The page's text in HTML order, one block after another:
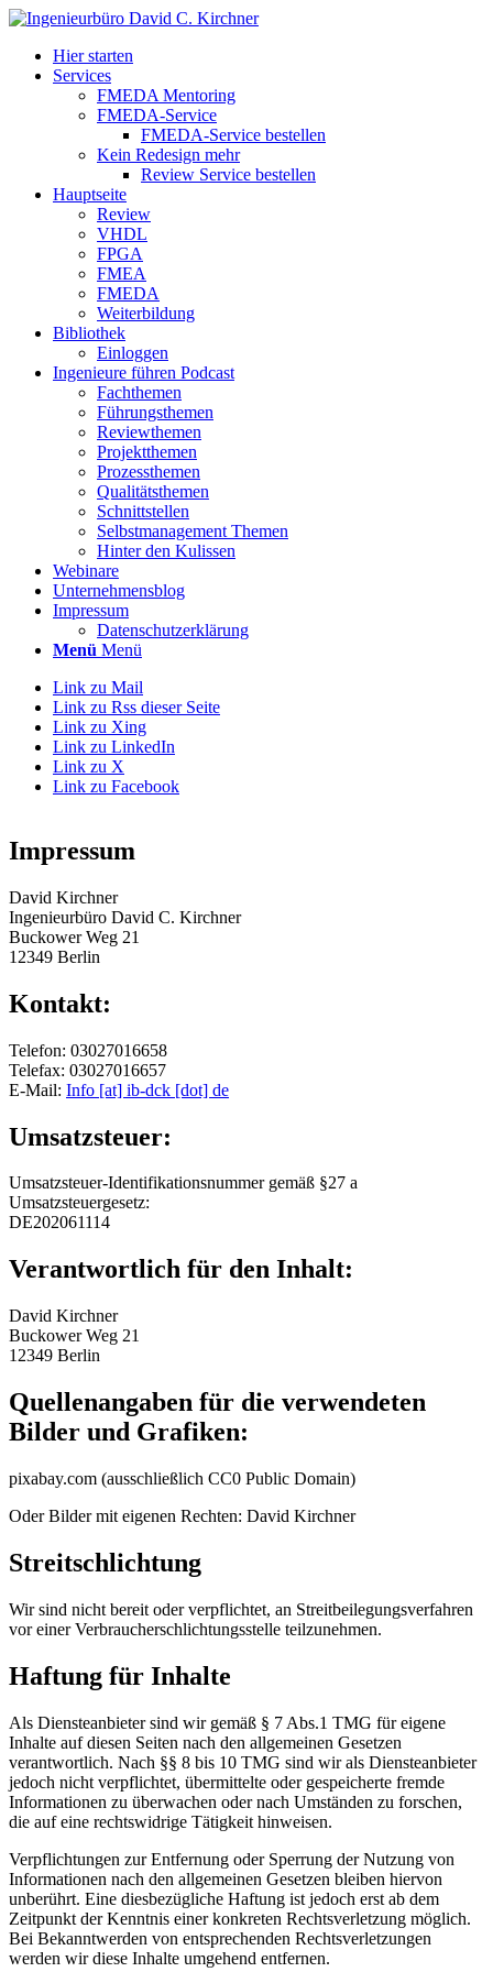
Hier starten
Services
FMEDA Mentoring
FMEDA-Service
FMEDA-Service bestellen
Kein Redesign mehr
Review Service bestellen
Hauptseite
Review
VHDL
FPGA
FMEA
FMEDA
Weiterbildung
Bibliothek
Einloggen
Ingenieure führen Podcast
Fachthemen
Führungsthemen
Reviewthemen
Projektthemen
Prozessthemen
Qualitätsthemen
Schnittstellen
Selbstmanagement Themen
Hinter den Kulissen
Webinare
Unternehmensblog
Impressum
Datenschutzerklärung
Menü Menü
Link zu Mail
Link zu Rss dieser Seite
Link zu Xing
Link zu LinkedIn
Link zu X
Link zu Facebook
Impressum
David Kirchner
Ingenieurbüro David C. Kirchner
Buckower Weg 21
12349 Berlin
Kontakt:
Telefon: 03027016658
Telefax: 03027016657
E-Mail: Info [at] ib-dck [dot] de
Umsatzsteuer:
Umsatzsteuer-Identifikationsnummer gemäß §27 a
Umsatzsteuergesetz:
DE202061114
Verantwortlich für den Inhalt:
David Kirchner
Buckower Weg 21
12349 Berlin
Quellenangaben für die verwendeten
Bilder und Grafiken:
pixabay.com (ausschließlich CC0 Public Domain)
Oder Bilder mit eigenen Rechten: David Kirchner
Streitschlichtung
Wir sind nicht bereit oder verpflichtet, an Streitbeilegungsverfahren
vor einer Verbraucherschlichtungsstelle teilzunehmen.
Haftung für Inhalte
Als Diensteanbieter sind wir gemäß § 7 Abs.1 TMG für eigene
Inhalte auf diesen Seiten nach den allgemeinen Gesetzen
verantwortlich. Nach §§ 8 bis 10 TMG sind wir als Diensteanbieter
jedoch nicht verpflichtet, übermittelte oder gespeicherte fremde
Informationen zu überwachen oder nach Umständen zu forschen,
die auf eine rechtswidrige Tätigkeit hinweisen.
Verpflichtungen zur Entfernung oder Sperrung der Nutzung von
Informationen nach den allgemeinen Gesetzen bleiben hiervon
unberührt. Eine diesbezügliche Haftung ist jedoch erst ab dem
Zeitpunkt der Kenntnis einer konkreten Rechtsverletzung möglich.
Bei Bekanntwerden von entsprechenden Rechtsverletzungen
werden wir diese Inhalte umgehend entfernen.